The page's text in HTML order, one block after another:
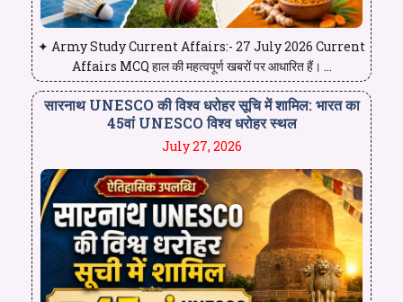
✦ Army Study Current Affairs:- 27 July 2026 Current
Affairs MCQ हाल की महत्वपूर्ण खबरों पर आधारित हैं। ...
सारनाथ UNESCO की विश्व धरोहर सूचि में शामिल: भारत का
45वां UNESCO विश्व धरोहर स्थल
July 27, 2026